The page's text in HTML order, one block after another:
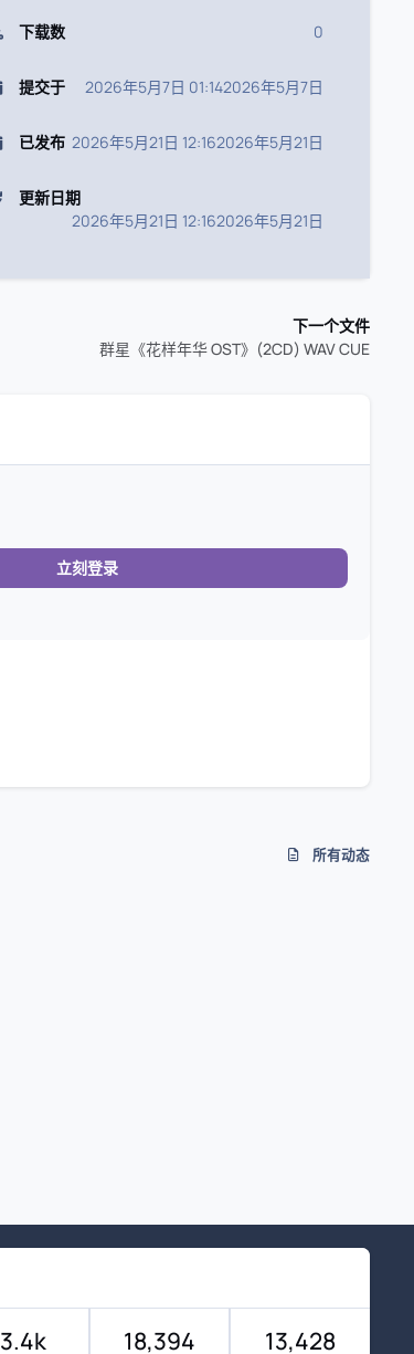
下载数 0
提交于 2026年5月7日 01:142026年5月7日
已发布 2026年5月21日 12:162026年5月21日
更新日期
2026年5月21日 12:162026年5月21日
下一个文件
群星《花样年华 OST》(2CD) WAV CUE
立刻登录
所有动态
3.4k 18,394 13,428